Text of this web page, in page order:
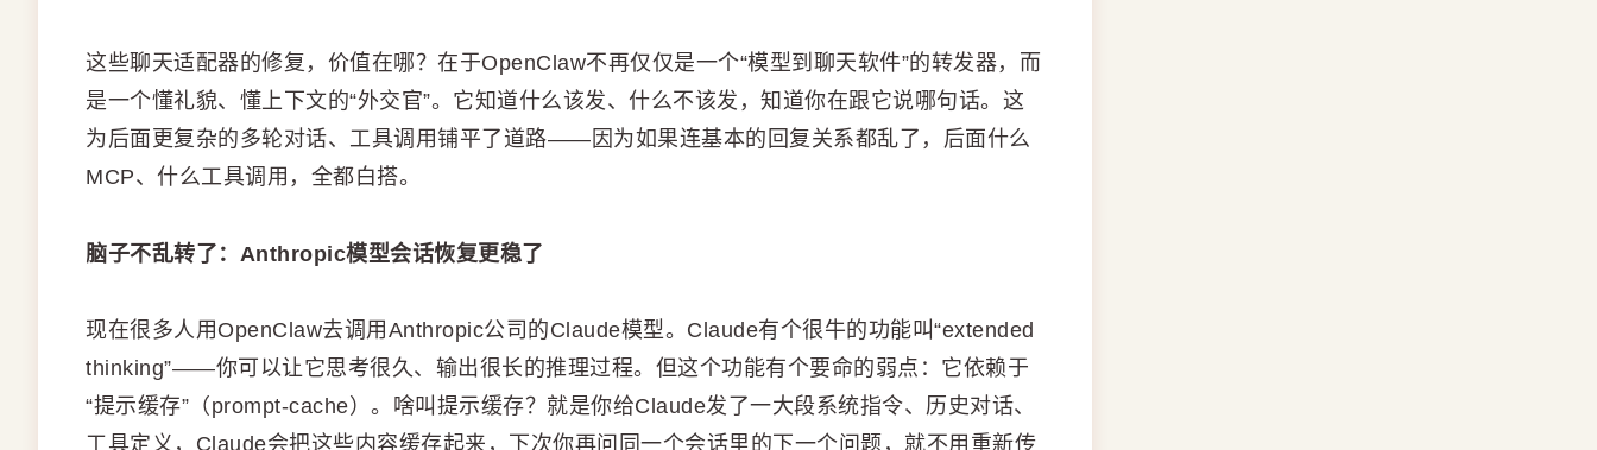
这些聊天适配器的修复，价值在哪？在于OpenClaw不再仅仅是一个“模型到聊天软件”的转发器，而
是一个懂礼貌、懂上下文的“外交官”。它知道什么该发、什么不该发，知道你在跟它说哪句话。这
为后面更复杂的多轮对话、工具调用铺平了道路——因为如果连基本的回复关系都乱了，后面什么
MCP、什么工具调用，全都白搭。
脑子不乱转了：Anthropic模型会话恢复更稳了
现在很多人用OpenClaw去调用Anthropic公司的Claude模型。Claude有个很牛的功能叫“extended
thinking”——你可以让它思考很久、输出很长的推理过程。但这个功能有个要命的弱点：它依赖于
“提示缓存”（prompt-cache）。啥叫提示缓存？就是你给Claude发了一大段系统指令、历史对话、
工具定义，Claude会把这些内容缓存起来，下次你再问同一个会话里的下一个问题，就不用重新传